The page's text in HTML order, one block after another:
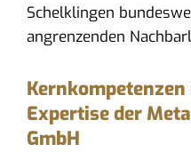
Schelklingen
angrenzenden
Expertise der
GmbH